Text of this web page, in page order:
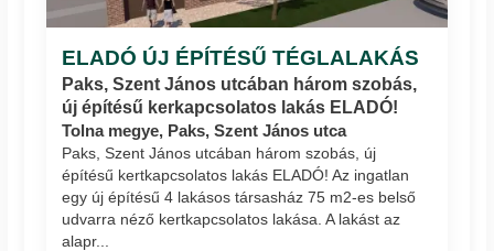
ELADÓ ÚJ ÉPÍTÉSŰ TÉGLALAKÁS
Paks, Szent János utcában három szobás,
új építésű kerkapcsolatos lakás ELADÓ!
Tolna megye, Paks, Szent János utca
Paks, Szent János utcában három szobás, új
építésű kertkapcsolatos lakás ELADÓ! Az ingatlan
egy új építésű 4 lakásos társasház 75 m2-es belső
udvarra néző kertkapcsolatos lakása. A lakást az
alapr...